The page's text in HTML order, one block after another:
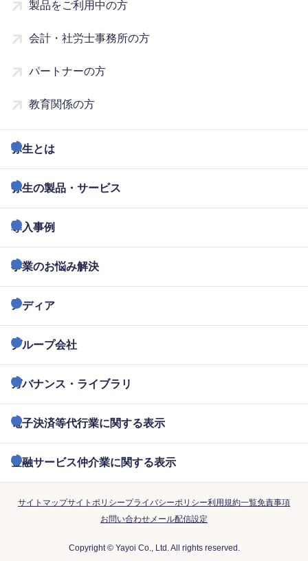
製品をご利用中の方
会計・社労士事務所の方
パートナーの方
教育関係の方
弥生とは
弥生の製品・サービス
導入事例
事業のお悩み解決
メディア
グループ会社
ガバナンス・ライブラリ
電子決済等代行業に関する表示
金融サービス仲介業に関する表示
サイトマップサイトポリシープライバシーポリシー利用規約一覧免責事項
お問い合わせメール配信設定
Copyright © Yayoi Co., Ltd. All rights reserved.